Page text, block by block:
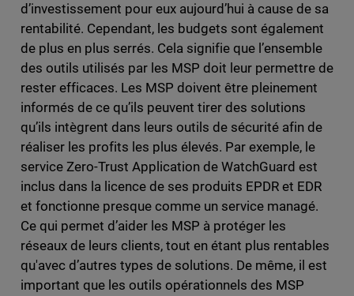
d’investissement pour eux aujourd’hui à cause de sa
rentabilité. Cependant, les budgets sont également
de plus en plus serrés. Cela signifie que l’ensemble
des outils utilisés par les MSP doit leur permettre de
rester efficaces. Les MSP doivent être pleinement
informés de ce qu’ils peuvent tirer des solutions
qu’ils intègrent dans leurs outils de sécurité afin de
réaliser les profits les plus élevés. Par exemple, le
service Zero-Trust Application de WatchGuard est
inclus dans la licence de ses produits EPDR et EDR
et fonctionne presque comme un service managé.
Ce qui permet d’aider les MSP à protéger les
réseaux de leurs clients, tout en étant plus rentables
qu'avec d’autres types de solutions. De même, il est
important que les outils opérationnels des MSP